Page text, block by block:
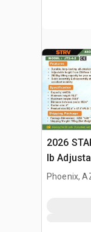
2026
lb
Gantry
Phoenix,